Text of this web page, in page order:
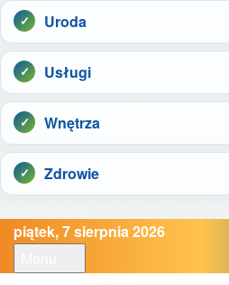
Uroda
Usługi
Wnętrza
Zdrowie
piątek, 7 sierpnia 2026